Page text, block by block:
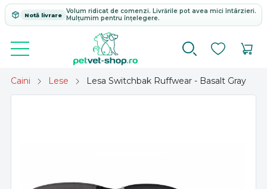
Notă livrare
Volum ridicat de comenzi. Livrările pot avea mici întârzieri.
Mulțumim pentru înțelegere.
Caini Lese Lesa Switchbak Ruffwear - Basalt Gray